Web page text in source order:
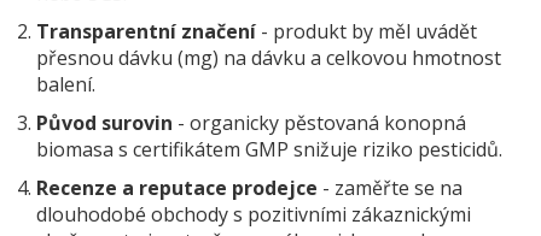
Transparentní značení - produkt by měl uvádět
přesnou dávku (mg) na dávku a celkovou hmotnost
balení.
Původ surovin - organicky pěstovaná konopná
biomasa s certifikátem GMP snižuje riziko pesticidů.
Recenze a reputace prodejce - zaměřte se na
dlouhodobé obchody s pozitivními zákaznickými